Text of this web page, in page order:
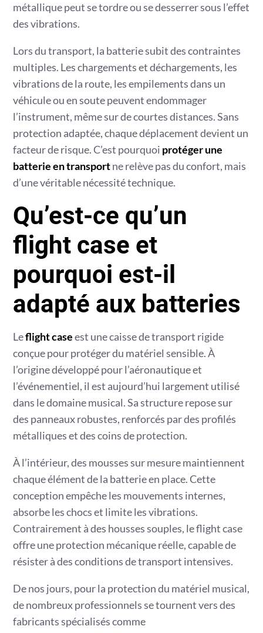
métallique peut se tordre ou se desserrer sous l’effet
des vibrations.
Lors du transport, la batterie subit des contraintes
multiples. Les chargements et déchargements, les
vibrations de la route, les empilements dans un
véhicule ou en soute peuvent endommager
l’instrument, même sur de courtes distances. Sans
protection adaptée, chaque déplacement devient un
facteur de risque. C’est pourquoi protéger une
batterie en transportne relève pas du confort, mais
d’une véritable nécessité technique.
Qu’est-ce qu’un
flight case et
pourquoi est-il
adapté aux batteries
Leflight caseest une caisse de transport rigide
conçue pour protéger du matériel sensible. À
l’origine développé pour l’aéronautique et
l’événementiel, il est aujourd’hui largement utilisé
dans le domaine musical. Sa structure repose sur
des panneaux robustes, renforcés par des profilés
métalliques et des coins de protection.
À l’intérieur, des mousses sur mesure maintiennent
chaque élément de la batterie en place. Cette
conception empêche les mouvements internes,
absorbe les chocs et limite les vibrations.
Contrairement à des housses souples, le flight case
offre une protection mécanique réelle, capable de
résister à des conditions de transport intensives.
De nos jours, pour la protection du matériel musical,
de nombreux professionnels se tournent vers des
fabricants spécialisés comme